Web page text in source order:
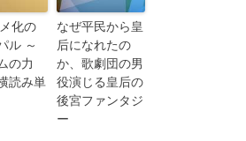
化の
ル ～
の力
読み単
なぜ平民から皇
后になれたの
か、歌劇団の男
役演じる皇后の
後宮ファンタジ
ー